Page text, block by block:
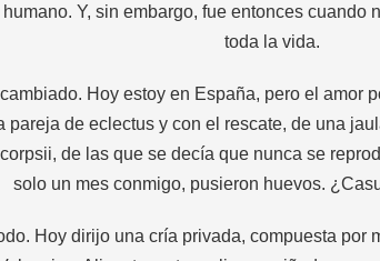
Y, sin embargo, fue entonces cuando
toda la vida.
Hoy estoy en España, pero el amor
pareja de eclectus y con el rescate, de una
de las que se decía que nunca se
solo un mes conmigo, pusieron huevos.
Hoy dirijo una cría privada, compuesta por